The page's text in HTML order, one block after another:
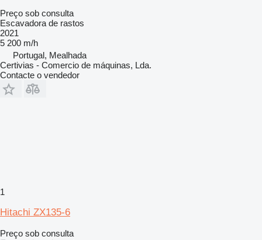
Preço sob consulta
Escavadora de rastos
2021
5 200 m/h
Portugal, Mealhada
Certivias - Comercio de máquinas, Lda.
Contacte o vendedor
1
Hitachi ZX135-6
Preço sob consulta